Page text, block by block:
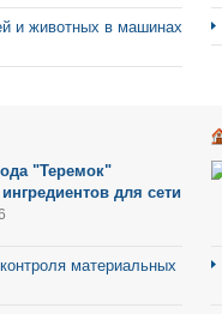
и животных в машинах
"Теремок"
для сети
материальных